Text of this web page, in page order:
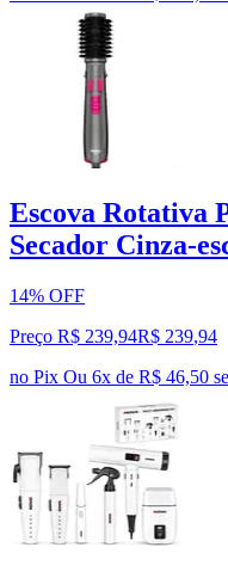
Escova Rotativa
Secador Cinza-
14% OFF
Preço R$ 239,94R$ 239,94
no Pix Ou 6x de R$ 46,50